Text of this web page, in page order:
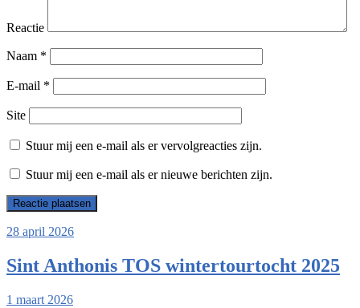
Reactie
Naam *
E-mail *
Site
Stuur mij een e-mail als er vervolgreacties zijn.
Stuur mij een e-mail als er nieuwe berichten zijn.
28 april 2026
Sint Anthonis TOS wintertourtocht 2025
1 maart 2026